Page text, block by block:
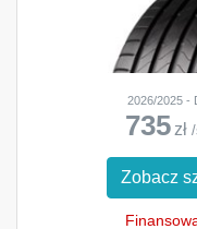
2026/2025 -
735 zł
Zobacz